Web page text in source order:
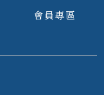
會員專區